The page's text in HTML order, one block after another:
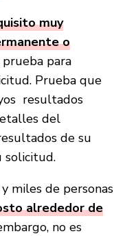
muy
o
para
Prueba que
resultados
del
de su
solicitud.
miles de personas
alrededor de
no es